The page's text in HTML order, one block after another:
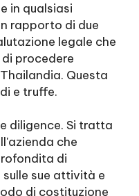
in qualsiasi
rapporto di due
legale che
procedere
Questa
e truffe.
diligence. Si tratta
che
di
sue attività e
di costituzione